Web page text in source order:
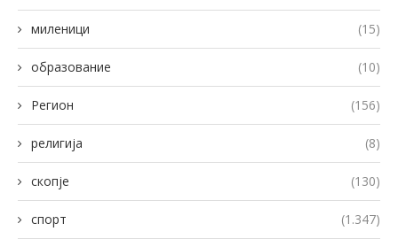
миленици (15)
образование (10)
Регион (156)
религија (8)
скопје (130)
спорт (1.347)